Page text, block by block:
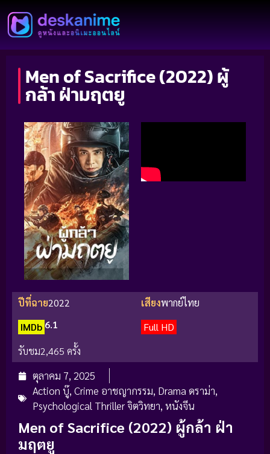
Men of Sacrifice (2022) ผู้
กล้า ฝ่ามฤตยู
ปีที่ฉาย2022 เสียงพากย์ไทย
IMDb 6.1
Full HD
รับชม2,465 ครั้ง
ตุลาคม 7, 2025
Action บู๊, Crime อาชญากรรม, Drama ดราม่า,
Psychological Thriller จิตวิทยา, หนังจีน
Men of Sacrifice (2022) ผู้กล้า ฝ่า
มฤตยู